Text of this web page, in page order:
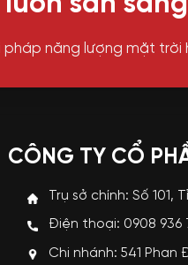
năng lượng mặt trời
CÔNG TY CỔ
Trụ sở chính: Số 101,
Điện thoại: 0908 936
Chi nhánh: 541 Phan